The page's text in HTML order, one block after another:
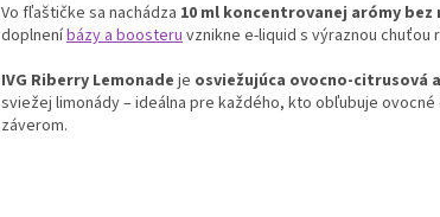
Vo fľaštičke sa nachádza 10 ml koncentrovanej arómy
doplneníbázy a boosteruvznikne e-liquid s výraznou chuťou
IVG Riberry Lemonade je osviežujúca ovocno-citrusová
sviežej limonády – ideálna pre každého, kto obľubuje
záverom.